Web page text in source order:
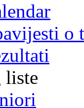
o
liste